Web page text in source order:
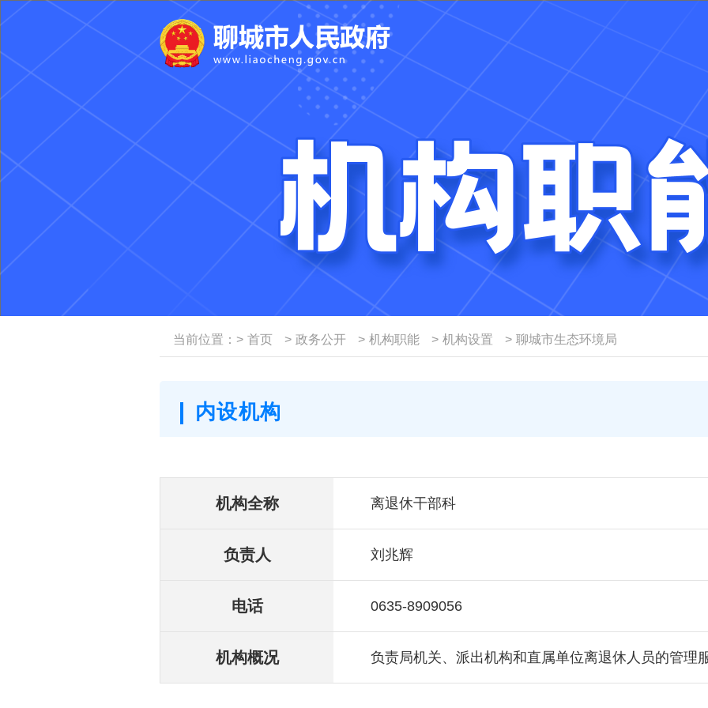
当前位置： > 首页 > 政务公开 > 机构职能 > 机构设置 > 聊城市生态环境局
内设机构
机构全称 离退休干部科
负责人 刘兆辉
电话 0635-8909056
机构概况 负责局机关、派出机构和直属单位离退休人员的管理